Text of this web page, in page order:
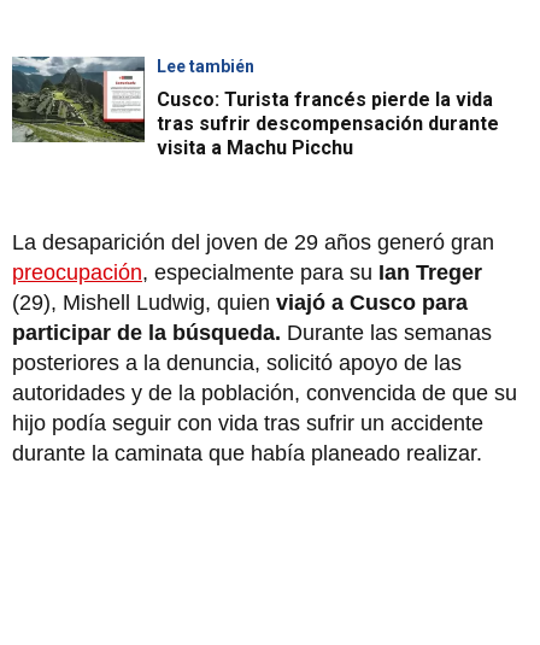
Lee también
Cusco: Turista francés pierde la vida
tras sufrir descompensación durante
visita a Machu Picchu
La desaparición del joven de 29 años generó gran
preocupación, especialmente para su Ian Treger
(29), Mishell Ludwig, quien viajó a Cusco para
participar de la búsqueda. Durante las semanas
posteriores a la denuncia, solicitó apoyo de las
autoridades y de la población, convencida de que su
hijo podía seguir con vida tras sufrir un accidente
durante la caminata que había planeado realizar.